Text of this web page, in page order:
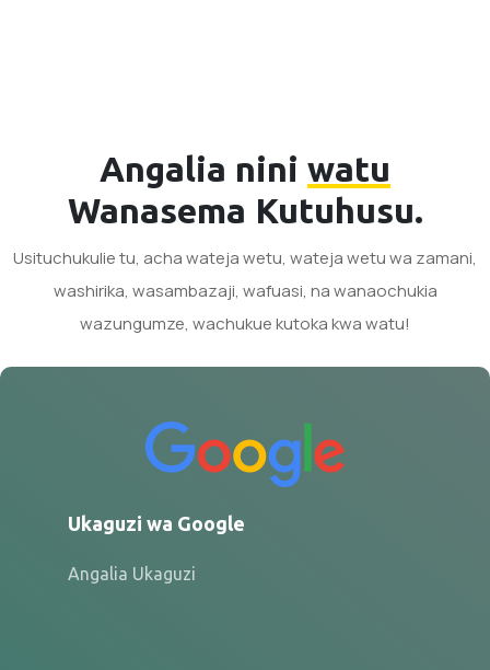
Angalia nini watu
Wanasema Kutuhusu.
Usituchukulie tu, acha wateja wetu, wateja wetu wa zamani,
washirika, wasambazaji, wafuasi, na wanaochukia
wazungumze, wachukue kutoka kwa watu!
Ukaguzi wa Google
Angalia Ukaguzi